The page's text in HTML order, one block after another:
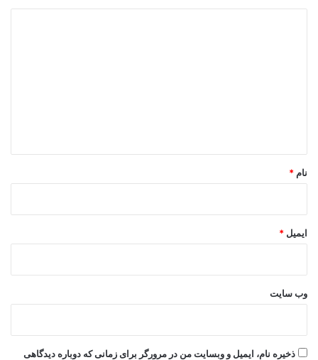
نام *
ایمیل *
وب‌ سایت
ذخیره نام، ایمیل و وبسایت من در مرورگر برای زمانی که دوباره دیدگاهی